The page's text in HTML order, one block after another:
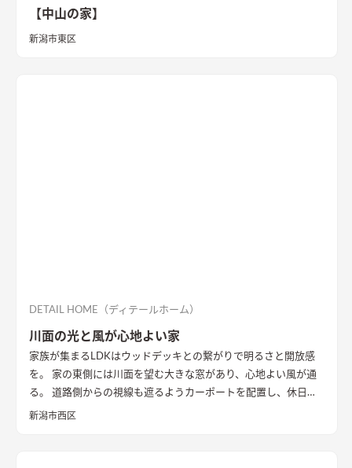
【中山の家】
新潟市東区
DETAIL HOME（ディテールホーム）
川面の光と風が心地よい家
家族が集まるLDKはウッドデッキとの繋がりで明るさと開放感
を。 家の東側には川面を望む大きな窓があり、心地よい風が通
る。 道路側からの視線も遮るようカーポートを配置し、休日に
は気心のしれた友人を招きウッドデッキでBBQ。 お酒を飲みな
新潟市西区